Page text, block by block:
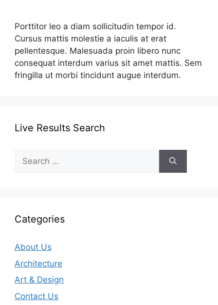
Porttitor leo a diam sollicitudin tempor id.
Cursus mattis molestie a iaculis at erat
pellentesque. Malesuada proin libero nunc
consequat interdum varius sit amet mattis. Sem
fringilla ut morbi tincidunt augue interdum.
Live Results Search
Search
for:
Categories
About Us
Architecture
Art & Design
Contact Us